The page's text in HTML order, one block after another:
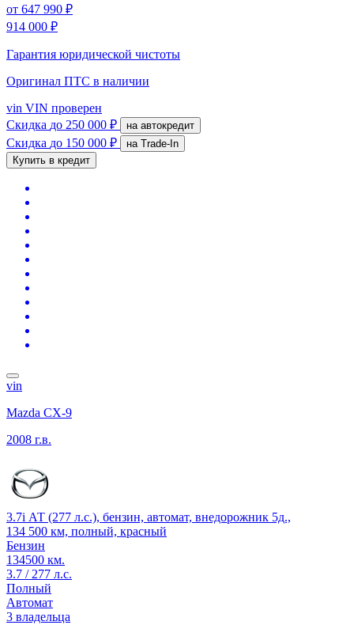
от 647 990 ₽
914 000 ₽
Гарантия юридической чистоты
Оригинал ПТС в наличии
vin VIN проверен
Скидка до 250 000 ₽ на автокредит
Скидка до 150 000 ₽
на Trade-In
Купить в кредит
vin
Mazda CX-9
2008 г.в.
3.7i АТ (277 л.с.), бензин, автомат, внедорожник 5д.,
134 500 км, полный, красный
Бензин
134500 км.
3.7 / 277 л.с.
Полный
Автомат
3 владельца